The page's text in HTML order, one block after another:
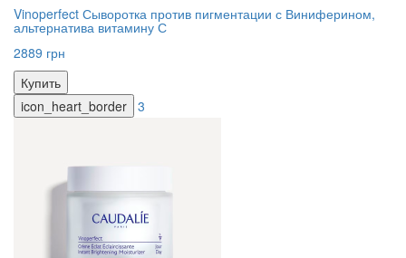
Vinoperfect Сыворотка против пигментации с Виниферином,
альтернатива витамину С
2889 грн
Купить
icon_heart_border 3